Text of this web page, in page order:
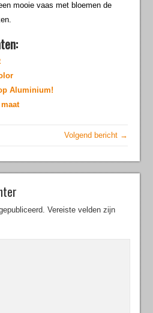
mooie vaas met bloemen de
Aluminium!
Volgend bericht →
Vereiste velden zijn